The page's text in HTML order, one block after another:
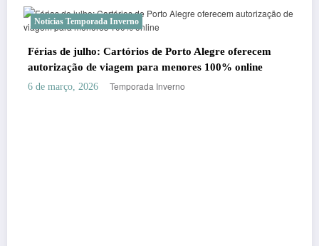
Notícias Temporada Inverno
Férias de julho: Cartórios de Porto Alegre oferecem
autorização de viagem para menores 100% online
6 de março, 2026 Temporada Inverno